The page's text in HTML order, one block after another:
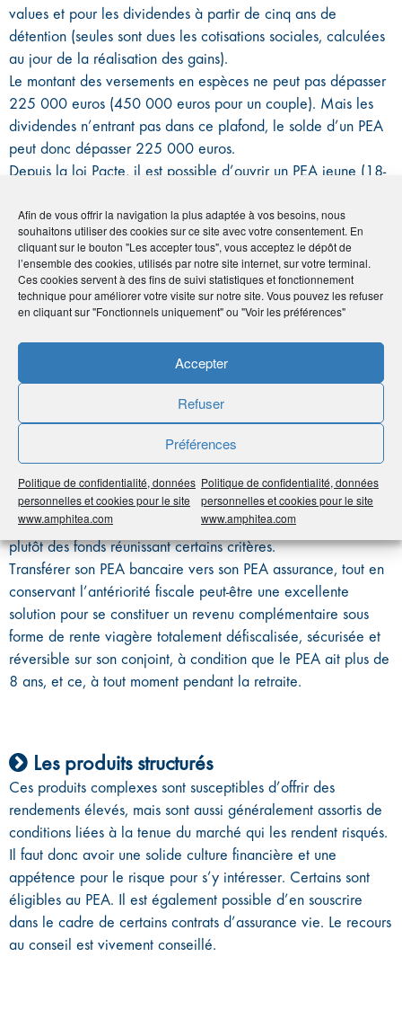
Afin de vous offrir la navigation la plus adaptée à vos besoins, nous
souhaitons utiliser des cookies sur ce site avec votre consentement. En
cliquant sur le bouton "Les accepter tous", vous acceptez le dépôt de
l’ensemble des cookies, utilisés par notre site internet, sur votre terminal.
Ces cookies servent à des fins de suivi statistiques et fonctionnement
technique pour améliorer votre visite sur notre site. Vous pouvez les refuser
en cliquant sur "Fonctionnels uniquement" ou "Voir les préférences"
Accepter
Refuser
Préférences
Politique de confidentialité, données
personnelles et cookies pour le site
www.amphitea.com
Politique de confidentialité, données
personnelles et cookies pour le site
www.amphitea.com
values et pour les dividendes à partir de cinq ans de
détention (seules sont dues les cotisations sociales, calculées
au jour de la réalisation des gains).
Le montant des versements en espèces ne peut pas dépasser
225 000 euros (450 000 euros pour un couple). Mais les
dividendes n’entrant pas dans ce plafond, le solde d’un PEA
peut donc dépasser 225 000 euros.
Depuis la loi Pacte, il est possible d’ouvrir un PEA jeune (18-
en PEA normal lorsque le titulaire aura 25 ans.
PEA Assurance
Moins connu que le PEA (plan d’épargne en actions)
bancaire, le PEA Assurance est toutefois intéressant. Il s’agit
d’un contrat de capitalisation (et non d’assurance vie), assorti
de l’enveloppe fiscale du PEA.
Tout comme le PEA bancaire, le PEA assurance – ainsi que
entreprises et les entreprises de taille intermédiaire) – est un
outil permettant de provisionner un capital dont les plus-
values seront exonérées au bout de 5 ans. Attention toutefois,
le PEA assurance ne pourra pas accueillir de titres vifs mais
plutôt des fonds réunissant certains critères.
Transférer son PEA bancaire vers son PEA assurance, tout en
conservant l’antériorité fiscale peut-être une excellente
solution pour se constituer un revenu complémentaire sous
forme de rente viagère totalement défiscalisée, sécurisée et
réversible sur son conjoint, à condition que le PEA ait plus de
8 ans, et ce, à tout moment pendant la retraite.
Les produits structurés
Ces produits complexes sont susceptibles d’offrir des
rendements élevés, mais sont aussi généralement assortis de
conditions liées à la tenue du marché qui les rendent risqués.
Il faut donc avoir une solide culture financière et une
appétence pour le risque pour s’y intéresser. Certains sont
éligibles au PEA. Il est également possible d’en souscrire
dans le cadre de certains contrats d’assurance vie. Le recours
au conseil est vivement conseillé.